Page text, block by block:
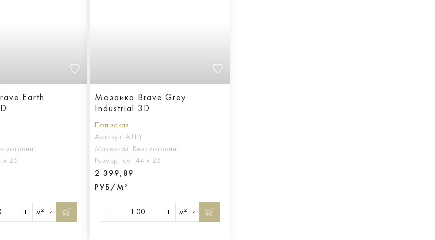
Earth
х 25
м²
Мозаика Brave Grey
Industrial 3D
Под заказ
Артикул: A1FY
Материал: Керамогранит
Размер, см: 44 х 25
2 399,89
РУБ/М²
м²